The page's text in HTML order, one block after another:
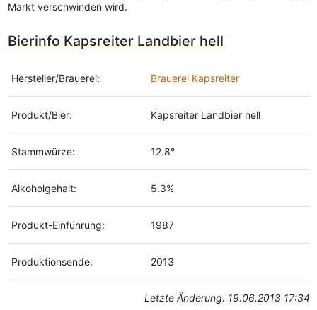
Markt verschwinden wird.
Bierinfo Kapsreiter Landbier hell
Hersteller/Brauerei: Brauerei Kapsreiter
Produkt/Bier: Kapsreiter Landbier hell
Stammwürze: 12.8°
Alkoholgehalt: 5.3%
Produkt-Einführung: 1987
Produktionsende: 2013
Letzte Änderung: 19.06.2013 17:34